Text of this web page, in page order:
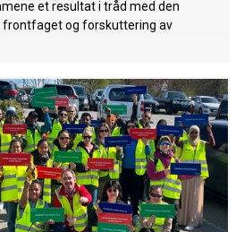
et resultat i tråd med den
frontfaget og forskuttering av